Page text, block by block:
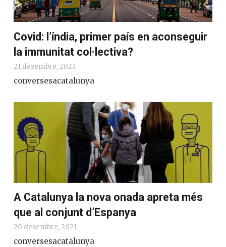
Covid: l’índia, primer país en aconseguir
la immunitat col·lectiva?
21 desembre, 2021
conversesacatalunya
A Catalunya la nova onada apreta més
que al conjunt d’Espanya
20 desembre, 2021
conversesacatalunya